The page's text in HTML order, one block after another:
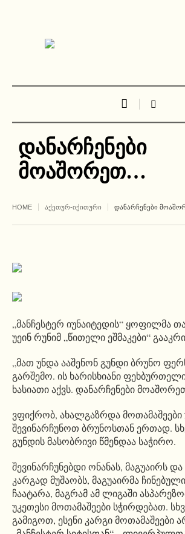
დანარჩენები
მოაშორეთ…
HOME ᲐᲥᲔᲗᲣᲠ-ᲘᲥᲘᲗᲣᲠᲘ ᲓᲐᲜᲐᲠᲩᲔᲜᲔᲑᲘ
„მანჩესტერ იუნაიტედის“ ყოფილმა
უეინ რუნიმ „წითელი ეშმაკები“
„მათ უნდა ააშენონ გუნდი ბრუნო
გარშემო. ის ხარისხიანი
ხასიათი აქვს. დანარჩენები
ვფიქრობ, ახალგაზრდა მოთამაშეები
შევინარჩუნოთ ბრუნოსთან ერთად.
გუნდის მასობრივი წმენდაა საჭირო.
შევინარჩუნებდიონანას, მაგუაირსდა
კარგად მუშაობს, მაგუაირმა
ჩაატარა, მაგრამ ამ ლიგაში
უკეთესი მოთამაშეები სჭირდებათ.
გამიგოთ, ესენი კარგი მოთამაშეები